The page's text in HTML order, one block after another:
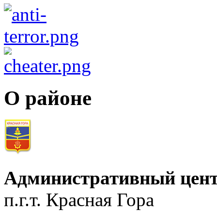
О районе
Административный
п.г.т. Красная Гора